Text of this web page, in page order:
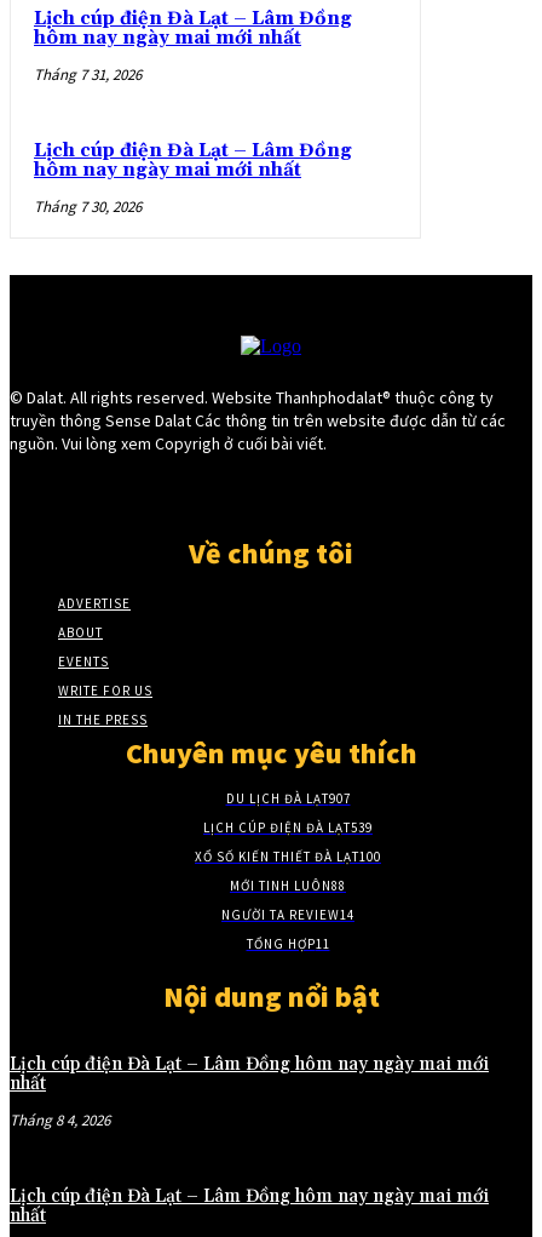
Lịch cúp điện Đà Lạt – Lâm Đồng
hôm nay ngày mai mới nhất
Tháng 7 31, 2026
Lịch cúp điện Đà Lạt – Lâm Đồng
hôm nay ngày mai mới nhất
Tháng 7 30, 2026
© Dalat. All rights reserved. Website Thanhphodalat® thuộc công ty
truyền thông Sense Dalat Các thông tin trên website được dẫn từ các
nguồn. Vui lòng xem Copyrigh ở cuối bài viết.
Về chúng tôi
ADVERTISE
ABOUT
EVENTS
WRITE FOR US
IN THE PRESS
Chuyên mục yêu thích
DU LỊCH ĐÀ LẠT907
LỊCH CÚP ĐIỆN ĐÀ LẠT539
XỔ SỐ KIẾN THIẾT ĐÀ LẠT100
MỚI TINH LUÔN88
NGƯỜI TA REVIEW14
TỔNG HỢP11
Nội dung nổi bật
Lịch cúp điện Đà Lạt – Lâm Đồng hôm nay ngày mai mới
nhất
Tháng 8 4, 2026
Lịch cúp điện Đà Lạt – Lâm Đồng hôm nay ngày mai mới
nhất